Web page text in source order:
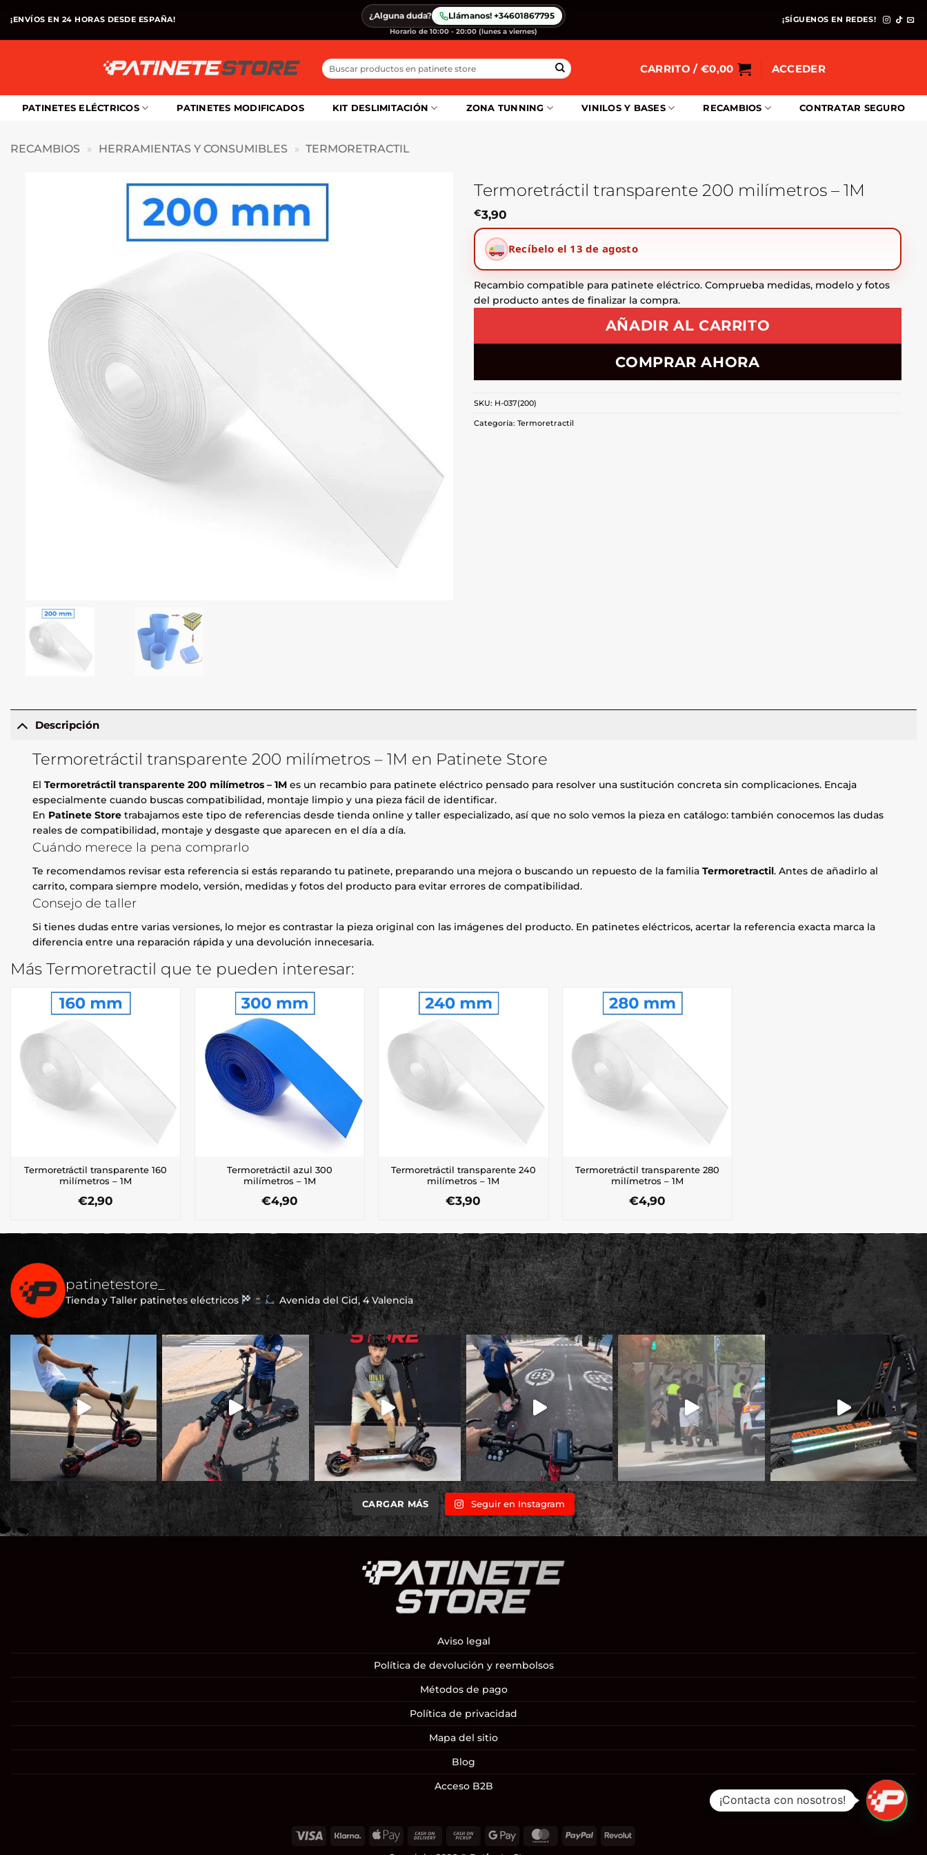
contenido
¡ENVÍOS EN 24 HORAS DESDE ESPAÑA! ¿Alguna duda? Llámanos! +34601867795
Horario de 10:00 - 20:00 (lunes a viernes)
¡SÍGUENOS EN REDES!
Buscar
por:
CARRITO / €0,00 ACCEDER
PATINETES ELÉCTRICOS PATINETES MODIFICADOS KIT DESLIMITACIÓN ZONA TUNNING VINILOS Y BASES RECAMBIOS CONTRATAR SEGURO
RECAMBIOS » HERRAMIENTAS Y CONSUMIBLES » TERMORETRACTIL
Termoretráctil transparente 200 milímetros – 1M
€3,90
Recíbelo el 13 de agosto
Recambio compatible para patinete eléctrico. Comprueba medidas, modelo y fotos
del producto antes de finalizar la compra.
AÑADIR AL CARRITO
COMPRAR AHORA
SKU: H-037(200)
Categoría: Termoretractil
Descripción
Termoretráctil transparente 200 milímetros – 1M en Patinete Store
ElTermoretráctil transparente 200 milímetros – 1M es un recambio para patinete eléctrico pensado para resolver una sustitución concreta sin complicaciones. Encaja
especialmente cuando buscas compatibilidad, montaje limpio y una pieza fácil de identificar.
En Patinete Store trabajamos este tipo de referencias desde tienda online y taller especializado, así que no solo vemos la pieza en catálogo: también conocemos las dudas
reales de compatibilidad, montaje y desgaste que aparecen en el día a día.
Cuándo merece la pena comprarlo
Te recomendamos revisar esta referencia si estás reparando tu patinete, preparando una mejora o buscando un repuesto de la familiaTermoretractil. Antes de añadirlo al
carrito, compara siempre modelo, versión, medidas y fotos del producto para evitar errores de compatibilidad.
Consejo de taller
Si tienes dudas entre varias versiones, lo mejor es contrastar la pieza original con las imágenes del producto. En patinetes eléctricos, acertar la referencia exacta marca la
diferencia entre una reparación rápida y una devolución innecesaria.
Más Termoretractil que te pueden interesar:
Termoretráctil transparente 160
milímetros – 1M
€2,90
Termoretráctil azul 300
milímetros – 1M
€4,90
Termoretráctil transparente 240
milímetros – 1M
€3,90
Termoretráctil transparente 280
milímetros – 1M
€4,90
patinetestore_
Tienda y Taller patinetes eléctricos Avenida del Cid, 4 Valencia
CARGAR MÁS Seguir en Instagram
Aviso legal
Política de devolución y reembolsos
Métodos de pago
Política de privacidad
Mapa del sitio
Blog
Acceso B2B
Visa Klarna
Apple
Cash
Cash
Google
MasterCardPayPal Revolut
¡Contacta con nosotros!